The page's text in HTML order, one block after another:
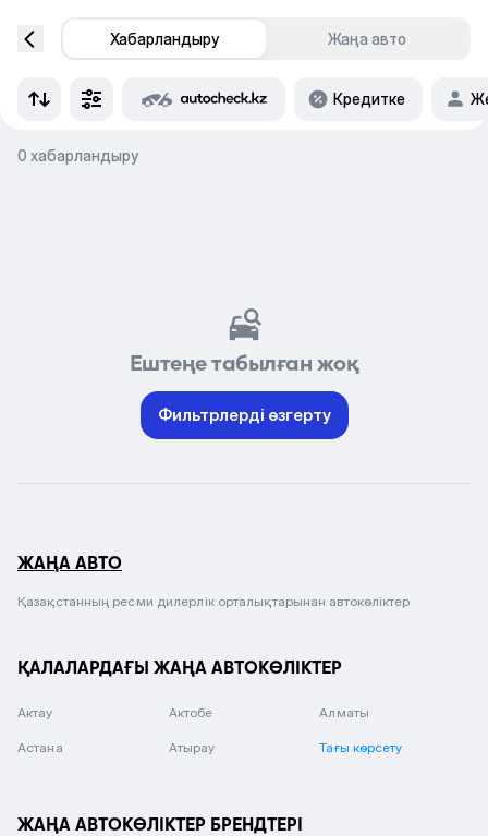
Хабарландыру Жаңа авто
Кредитке
0 хабарландыру
Ештеңе табылған жоқ
Фильтрлерді өзгерту
ЖАҢА АВТО
Қазақстанның ресми дилерлік орталықтарынан автокөліктер
ҚАЛАЛАРДАҒЫ ЖАҢА АВТОКӨЛІКТЕР
Актау Актобе Алматы
Астана Атырау Тағы көрсету
ЖАҢА АВТОКӨЛІКТЕР БРЕНДТЕРІ